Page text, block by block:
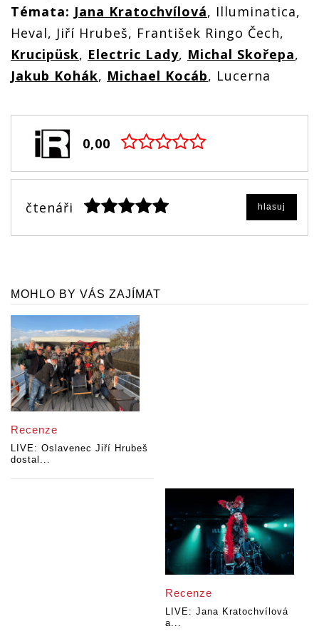
Témata: Jana Kratochvílová, Illuminatica,
Heval, Jiří Hrubeš, František Ringo Čech,
Krucipüsk, Electric Lady, Michal Skořepa,
Jakub Kohák, Michael Kocáb, Lucerna
0,00
čtenáři hlasuj
MOHLO BY VÁS ZAJÍMAT
Recenze
LIVE: Oslavenec Jiří Hrubeš
dostal...
Recenze
LIVE: Jana Kratochvílová
a...